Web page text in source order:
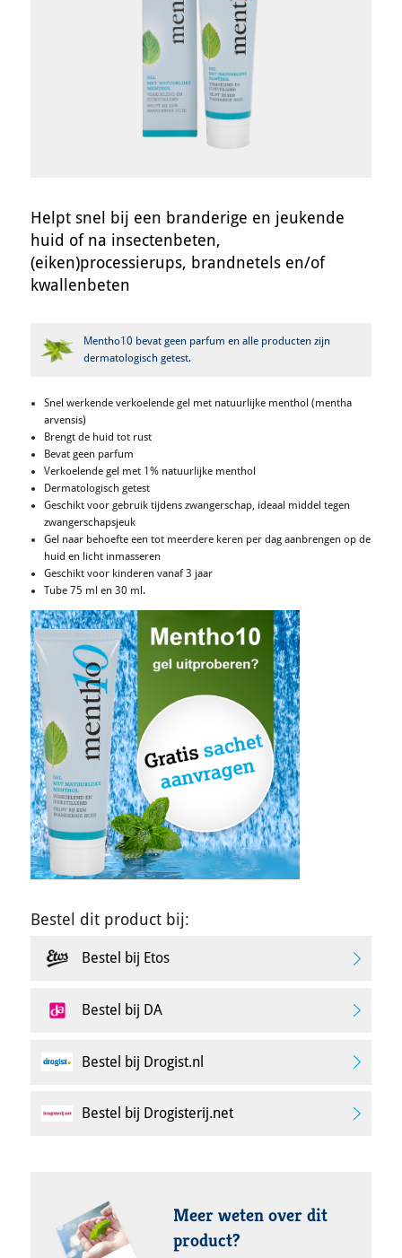
Helpt snel bij een branderige en jeukende
huid of na insectenbeten,
(eiken)processierups, brandnetels en/of
kwallenbeten
Mentho10 bevat geen parfum en alle producten zijn
dermatologisch getest.
Snel werkende verkoelende gel met natuurlijke menthol (mentha
arvensis)
Brengt de huid tot rust
Bevat geen parfum
Verkoelende gel met 1% natuurlijke menthol
Dermatologisch getest
Geschikt voor gebruik tijdens zwangerschap, ideaal middel tegen
zwangerschapsjeuk
Gel naar behoefte een tot meerdere keren per dag aanbrengen op de
huid en licht inmasseren
Geschikt voor kinderen vanaf 3 jaar
Tube 75 ml en 30 ml.
Bestel dit product bij:
Bestel bij Etos
Bestel bij DA
Bestel bij Drogist.nl
Bestel bij Drogisterij.net
Meer weten over dit
product?